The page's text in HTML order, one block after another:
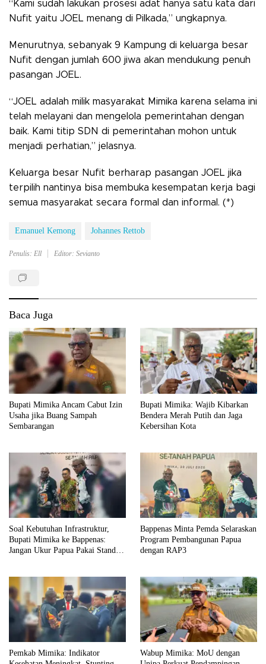
“Kami sudah lakukan prosesi adat hanya satu kata dari
Nufit yaitu JOEL menang di Pilkada,” ungkapnya.
Menurutnya, sebanyak 9 Kampung di keluarga besar
Nufit dengan jumlah 600 jiwa akan mendukung penuh
pasangan JOEL.
“JOEL adalah milik masyarakat Mimika karena selama ini
telah melayani dan mengelola pemerintahan dengan
baik. Kami titip SDN di pemerintahan mohon untuk
menjadi perhatian,” jelasnya.
Keluarga besar Nufit berharap pasangan JOEL jika
terpilih nantinya bisa membuka kesempatan kerja bagi
semua masyarakat secara formal dan informal. (*)
Emanuel Kemong Johannes Rettob
Penulis: Ell Editor: Sevianto
Baca Juga
Bupati Mimika Ancam Cabut Izin
Usaha jika Buang Sampah
Sembarangan
Bupati Mimika: Wajib Kibarkan
Bendera Merah Putih dan Jaga
Kebersihan Kota
Soal Kebutuhan Infrastruktur,
Bupati Mimika ke Bappenas:
Jangan Ukur Papua Pakai Standar
Bappenas Minta Pemda Selaraskan
Program Pembangunan Papua
dengan RAP3
Pemkab Mimika: Indikator
Wabup Mimika: MoU dengan